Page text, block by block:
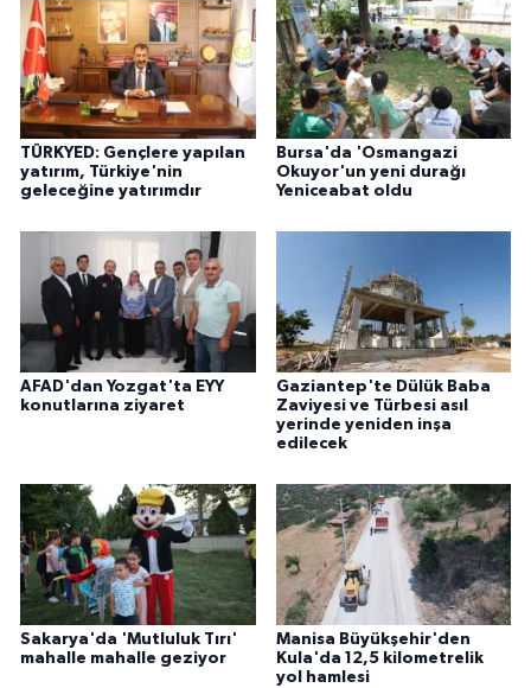
TÜRKYED: Gençlere yapılan
yatırım, Türkiye'nin
geleceğine yatırımdır
Bursa'da 'Osmangazi
Okuyor'un yeni durağı
Yeniceabat oldu
AFAD'dan Yozgat'ta EYY
konutlarına ziyaret
Gaziantep'te Dülük Baba
Zaviyesi ve Türbesi asıl
yerinde yeniden inşa
edilecek
Sakarya'da 'Mutluluk Tırı'
mahalle mahalle geziyor
Manisa Büyükşehir'den
Kula'da 12,5 kilometrelik
yol hamlesi